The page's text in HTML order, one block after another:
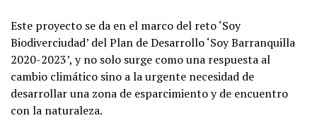
Este proyecto se da en el marco del reto ‘Soy
Biodiverciudad’ del Plan de Desarrollo ‘Soy Barranquilla
2020-2023’, y no solo surge como una respuesta al
cambio climático sino a la urgente necesidad de
desarrollar una zona de esparcimiento y de encuentro
con la naturaleza.